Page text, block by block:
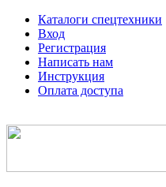
Каталоги спецтехники
Вход
Регистрация
Написать нам
Инструкция
Оплата доступа